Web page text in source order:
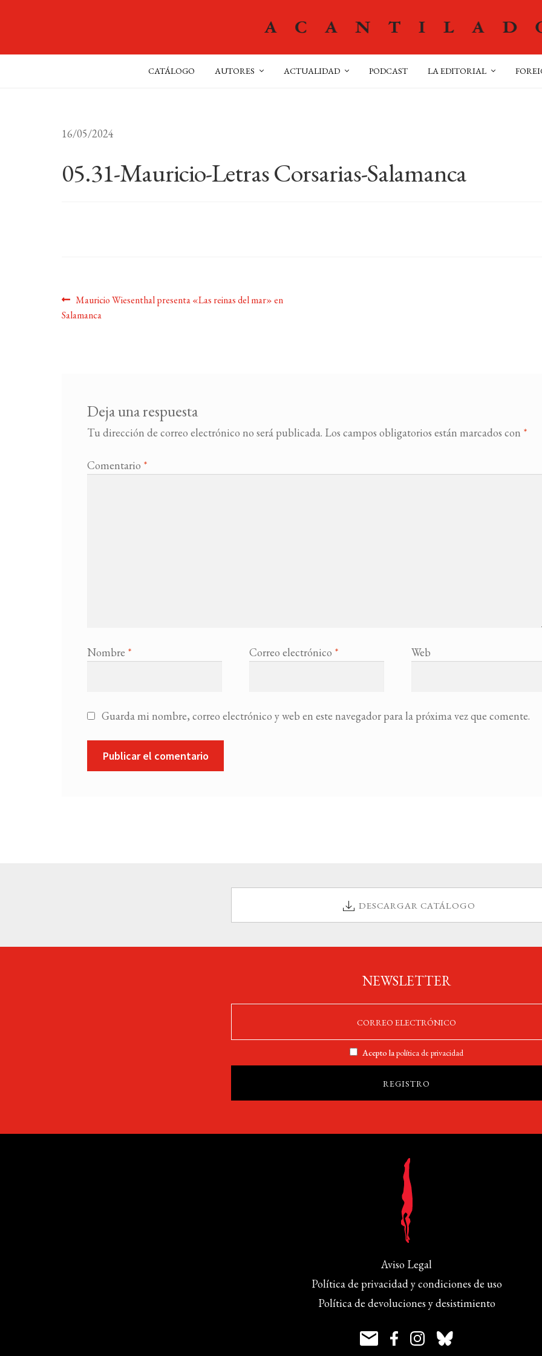
CATÁLOGO AUTORES ACTUALIDAD PODCAST LA EDITORIAL
16/05/2024
05.31-Mauricio-Letras Corsarias-Salamanca
Navegación
de
Anterior:
Mauricio Wiesenthal presenta «Las reinas del mar» en
Salamanca
Deja una respuesta
Tu dirección de correo electrónico no será publicada. Los campos obligatorios están marcados con *
Comentario *
Nombre * Correo electrónico * Web
Guarda mi nombre, correo electrónico y web en este navegador para la próxima vez que comente.
DESCARGAR CATÁLOGO
NEWSLETTER
Acepto lapolítica de privacidad
Aviso Legal
Política de privacidad y condiciones de uso
Política de devoluciones y desistimiento